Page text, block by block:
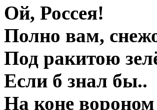
Ой, Россея!
Полно вам,
Под ракитою
Если б знал бы..
На коне вороном